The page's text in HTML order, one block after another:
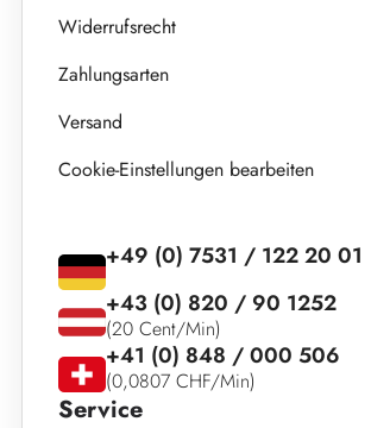
Widerrufsrecht
Zahlungsarten
Versand
Cookie-Einstellungen bearbeiten
Service
+49 (0) 7531 / 122 20 01
+43 (0) 820 / 90 1252
(20 Cent/Min)
+41 (0) 848 / 000 506
(0,0807 CHF/Min)